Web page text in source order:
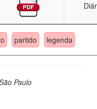
partido legenda
Paulo